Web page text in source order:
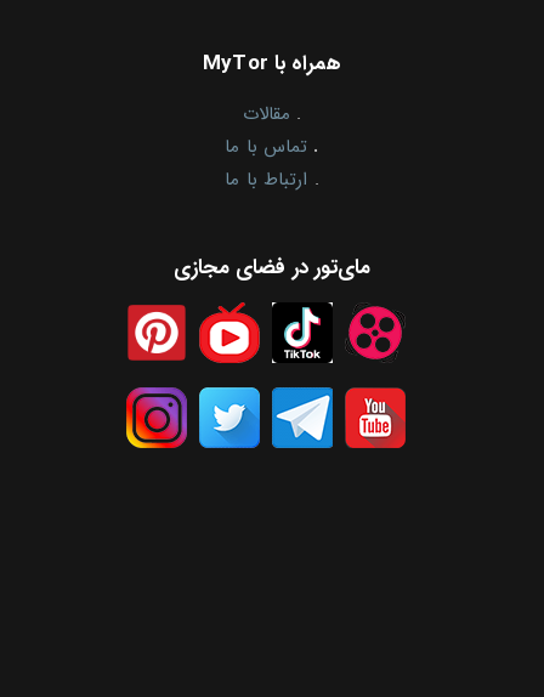
همراه با MyTor
. مقالات
. تماس با ما
. ارتباط با ما
مای‌تور در فضای مجازی